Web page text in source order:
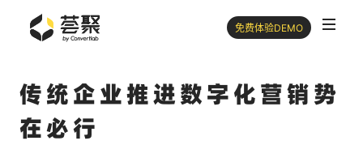
免费体验DEMO
传统企业推进数字化营销势
在必行